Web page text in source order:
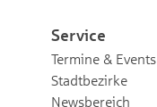
Service
Termine & Events
Stadtbezirke
Newsbereich